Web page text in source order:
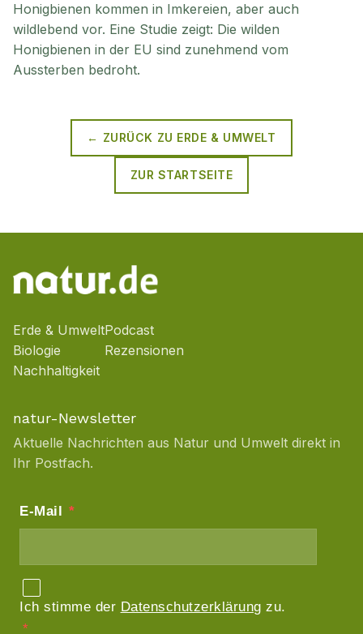
Honigbienen kommen in Imkereien, aber auch
wildlebend vor. Eine Studie zeigt: Die wilden
Honigbienen in der EU sind zunehmend vom
Aussterben bedroht.
← ZURÜCK ZU ERDE & UMWELT
ZUR STARTSEITE
Erde & Umwelt
Biologie
Nachhaltigkeit
Podcast
Rezensionen
natur-Newsletter
Aktuelle Nachrichten aus Natur und Umwelt direkt in
Ihr Postfach.